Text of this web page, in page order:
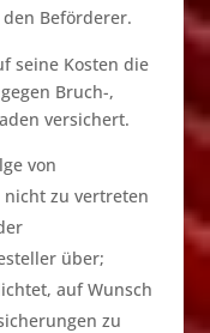
Beförderer.
seine Kosten die
Bruch-,
versichert.
von
nicht zu vertreten
über;
auf Wunsch
zu